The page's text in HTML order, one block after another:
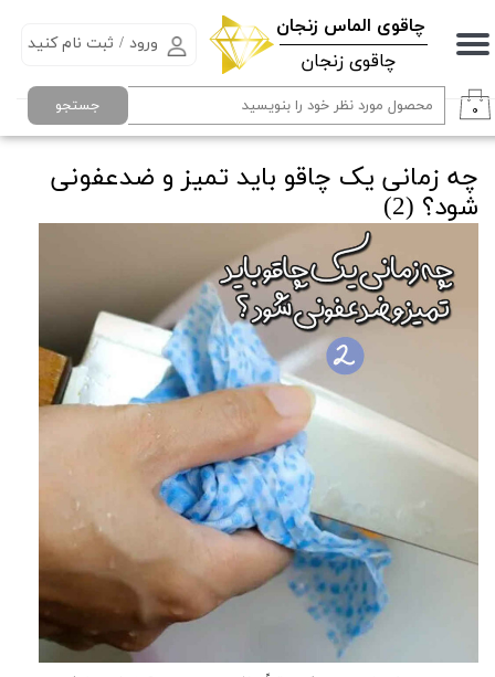
​چاقوی الماس زنجان
چاقوی زنجان
ورود / ثبت نام کنید
حساب کاربری من
تغییر گذر واژه
سفارشات
خروج از حساب کاربری
۰ جستجو
چه زمانی یک چاقو باید تمیز و ضدعفونی
شود؟ (2)